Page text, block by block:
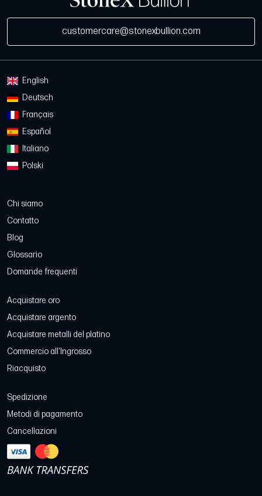
customercare@stonexbullion.com
English
Deutsch
Français
Español
Italiano
Polski
Chi siamo
Contatto
Blog
Glossario
Domande frequenti
Acquistare oro
Acquistare argento
Acquistare metalli del platino
Commercio all'Ingrosso
Riacquisto
Spedizione
Metodi di pagamento
Cancellazioni